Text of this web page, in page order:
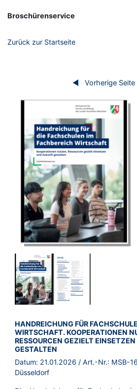
Broschürenservice
Zurück zur Startseite
Vorherige Seite
BROSCHÜRE:
HANDREICHUNG FÜR
WIRTSCHAFT. KOOPERATIONEN
RESSOURCEN GEZIELT
GESTALTEN
Datum: 21.01.2026 / Art.-Nr.: MSB-16
Düsseldorf